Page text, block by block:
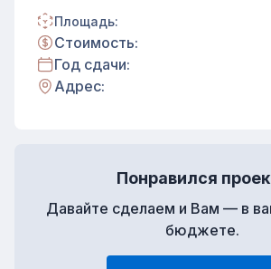
Площадь:
Стоимость:
Год сдачи:
Адрес:
Понравился
Давайте сделаем и Вам — в
бюджете.